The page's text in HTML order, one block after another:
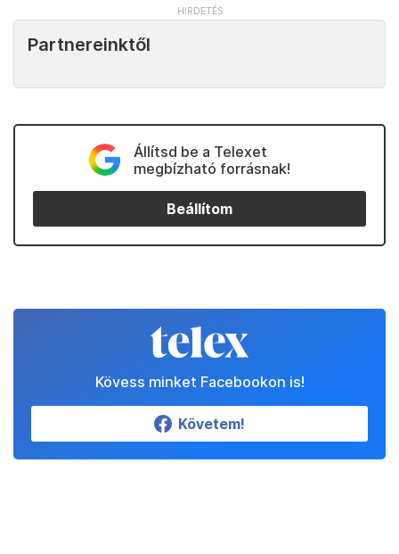
Partnereinktől
Állítsd be a Telexet
megbízható forrásnak!
Beállítom
Kövess minket Facebookon is!
Követem!